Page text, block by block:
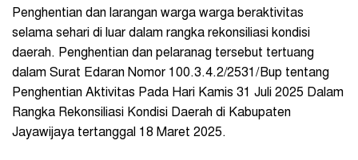
Penghentian dan larangan warga warga beraktivitas
selama sehari di luar dalam rangka rekonsiliasi kondisi
daerah. Penghentian dan pelaranag tersebut tertuang
dalam Surat Edaran Nomor 100.3.4.2/2531/Bup tentang
Penghentian Aktivitas Pada Hari Kamis 31 Juli 2025 Dalam
Rangka Rekonsiliasi Kondisi Daerah di Kabupaten
Jayawijaya tertanggal 18 Maret 2025.